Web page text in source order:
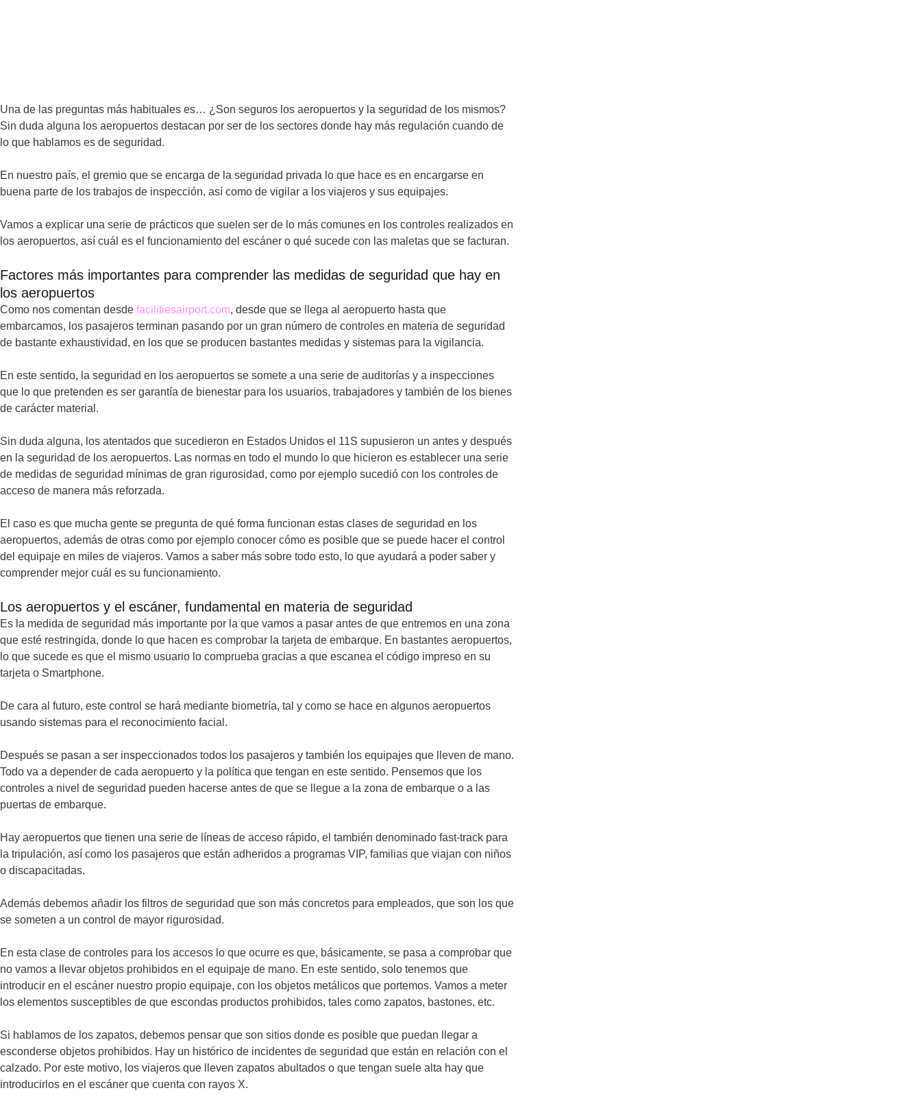
Una de las preguntas más habituales es… ¿Son seguros los aeropuertos y la seguridad de los mismos?
Sin duda alguna los aeropuertos destacan por ser de los sectores donde hay más regulación cuando de
lo que hablamos es de seguridad.
En nuestro país, el gremio que se encarga de la seguridad privada lo que hace es en encargarse en
buena parte de los trabajos de inspección, así como de vigilar a los viajeros y sus equipajes.
Vamos a explicar una serie de prácticos que suelen ser de lo más comunes en los controles realizados en
los aeropuertos, así cuál es el funcionamiento del escáner o qué sucede con las maletas que se facturan.
Factores más importantes para comprender las medidas de seguridad que hay en
los aeropuertos
Como nos comentan desde facilitiesairport.com, desde que se llega al aeropuerto hasta que
embarcamos, los pasajeros terminan pasando por un gran número de controles en materia de seguridad
de bastante exhaustividad, en los que se producen bastantes medidas y sistemas para la vigilancia.
En este sentido, la seguridad en los aeropuertos se somete a una serie de auditorías y a inspecciones
que lo que pretenden es ser garantía de bienestar para los usuarios, trabajadores y también de los bienes
de carácter material.
Sin duda alguna, los atentados que sucedieron en Estados Unidos el 11S supusieron un antes y después
en la seguridad de los aeropuertos. Las normas en todo el mundo lo que hicieron es establecer una serie
de medidas de seguridad mínimas de gran rigurosidad, como por ejemplo sucedió con los controles de
acceso de manera más reforzada.
El caso es que mucha gente se pregunta de qué forma funcionan estas clases de seguridad en los
aeropuertos, además de otras como por ejemplo conocer cómo es posible que se puede hacer el control
del equipaje en miles de viajeros. Vamos a saber más sobre todo esto, lo que ayudará a poder saber y
comprender mejor cuál es su funcionamiento.
Los aeropuertos y el escáner, fundamental en materia de seguridad
Es la medida de seguridad más importante por la que vamos a pasar antes de que entremos en una zona
que esté restringida, donde lo que hacen es comprobar la tarjeta de embarque. En bastantes aeropuertos,
lo que sucede es que el mismo usuario lo comprueba gracias a que escanea el código impreso en su
tarjeta o Smartphone.
De cara al futuro, este control se hará mediante biometría, tal y como se hace en algunos aeropuertos
usando sistemas para el reconocimiento facial.
Después se pasan a ser inspeccionados todos los pasajeros y también los equipajes que lleven de mano.
Todo va a depender de cada aeropuerto y la política que tengan en este sentido. Pensemos que los
controles a nivel de seguridad pueden hacerse antes de que se llegue a la zona de embarque o a las
puertas de embarque.
Hay aeropuertos que tienen una serie de líneas de acceso rápido, el también denominado fast-track para
la tripulación, así como los pasajeros que están adheridos a programas VIP, familias que viajan con niños
o discapacitadas.
Además debemos añadir los filtros de seguridad que son más concretos para empleados, que son los que
se someten a un control de mayor rigurosidad.
En esta clase de controles para los accesos lo que ocurre es que, básicamente, se pasa a comprobar que
no vamos a llevar objetos prohibidos en el equipaje de mano. En este sentido, solo tenemos que
introducir en el escáner nuestro propio equipaje, con los objetos metálicos que portemos. Vamos a meter
los elementos susceptibles de que escondas productos prohibidos, tales como zapatos, bastones, etc.
Si hablamos de los zapatos, debemos pensar que son sitios donde es posible que puedan llegar a
esconderse objetos prohibidos. Hay un histórico de incidentes de seguridad que están en relación con el
calzado. Por este motivo, los viajeros que lleven zapatos abultados o que tengan suele alta hay que
introducirlos en el escáner que cuenta con rayos X.